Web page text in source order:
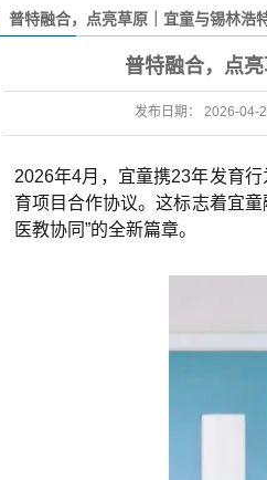
普特融合，点亮草原｜宜童与锡林浩
园合作签约，携手打造融合教育新标杆
普特融合，点
发布日期： 2026-04-
2026年4月，宜童携23年发育
育项目合作协议。这标志着宜
医教协同”的全新篇章。